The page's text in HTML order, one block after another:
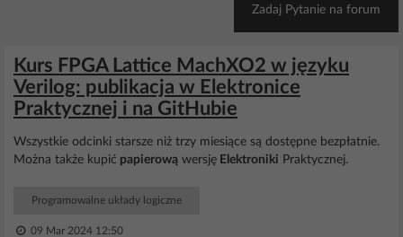
Zadaj Pytanie na forum
Kurs FPGA Lattice MachXO2 w języku
Verilog: publikacja w Elektronice
Praktycznej i na GitHubie
Wszystkie odcinki starsze niż trzy miesiące są dostępne bezpłatnie.
Można także kupić papierową wersję Elektroniki Praktycznej.
Programowalne układy logiczne
09 Mar 2024 12:50